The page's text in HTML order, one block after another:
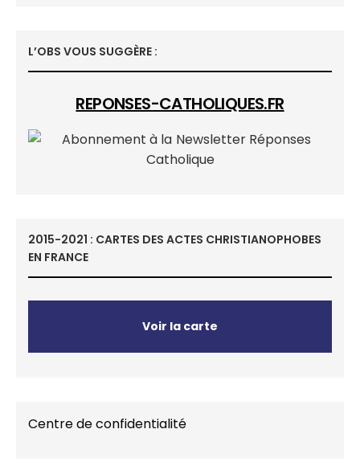
L’OBS VOUS SUGGÈRE :
REPONSES-CATHOLIQUES.FR
2015-2021 : CARTES DES ACTES CHRISTIANOPHOBES
EN FRANCE
Voir la carte
Centre de confidentialité